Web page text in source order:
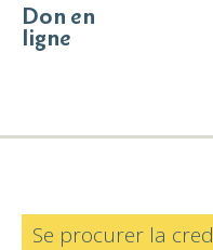
Don en
ligne
Se procurer la